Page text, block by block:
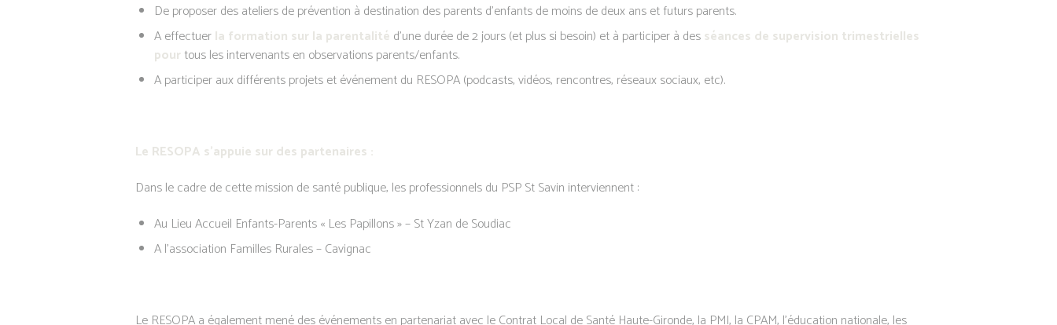
De proposer des ateliers de prévention à destination des parents d’enfants de moins de deux ans et futurs parents.
A effectuerla formation sur la parentalité d’une durée de 2 jours (et plus si besoin) et à participer à desséances de supervision trimestrielles
pour tous les intervenants en observations parents/enfants.
A participer aux différents projets et événement du RESOPA (podcasts, vidéos, rencontres, réseaux sociaux, etc).
Le RESOPA s’appuie sur des partenaires :
Dans le cadre de cette mission de santé publique, les professionnels du PSP St Savin interviennent :
Au Lieu Accueil Enfants-Parents « Les Papillons » – St Yzan de Soudiac
A l’association Familles Rurales – Cavignac
Le RESOPA a également mené des événements en partenariat avec le Contrat Local de Santé Haute-Gironde, la PMI, la CPAM, l’éducation nationale, les